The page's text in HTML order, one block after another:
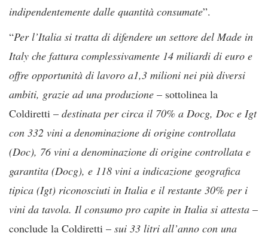
indipendentemente dalle quantità consumate”.
“Per l’Italia si tratta di difendere un settore del Made in
Italy che fattura complessivamente 14 miliardi di euro e
offre opportunità di lavoro a1,3 milioni nei più diversi
ambiti, grazie ad una produzione – sottolinea la
Coldiretti – destinata per circa il 70% a Docg, Doc e Igt
con 332 vini a denominazione di origine controllata
(Doc), 76 vini a denominazione di origine controllata e
garantita (Docg), e 118 vini a indicazione geografica
tipica (Igt) riconosciuti in Italia e il restante 30% per i
vini da tavola. Il consumo pro capite in Italia si attesta –
conclude la Coldiretti – sui 33 litri all’anno con una